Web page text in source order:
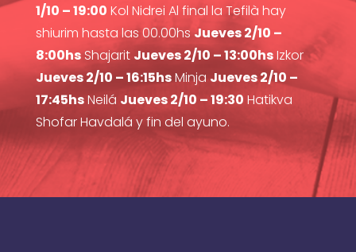
1/10 – 19:00 Kol Nidrei Al final la Tefilà hay
shiurim hasta las 00.00hsJueves 2/10 –
8:00hsShajarit Jueves 2/10 – 13:00hsIzkor
Jueves 2/10 – 16:15hsMinja Jueves 2/10 –
17:45hsNeilá Jueves 2/10 – 19:30 Hatikva
Shofar Havdalá y fin del ayuno.